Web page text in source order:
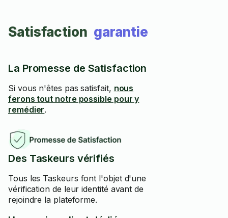
Satisfaction garantie
La Promesse de Satisfaction
Si vous n'êtes pas satisfait, nous
ferons tout notre possible pour y
remédier.
Des Taskeurs vérifiés
Tous les Taskeurs font l'objet d'une
vérification de leur identité avant de
rejoindre la plateforme.